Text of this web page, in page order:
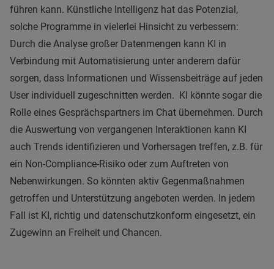
führen kann. Künstliche Intelligenz hat das Potenzial,
solche Programme in vielerlei Hinsicht zu verbessern:
Durch die Analyse großer Datenmengen kann KI in
Verbindung mit Automatisierung unter anderem dafür
sorgen, dass Informationen und Wissensbeiträge auf jeden
User individuell zugeschnitten werden. KI könnte sogar die
Rolle eines Gesprächspartners im Chat übernehmen. Durch
die Auswertung von vergangenen Interaktionen kann KI
auch Trends identifizieren und Vorhersagen treffen, z.B. für
ein Non-Compliance-Risiko oder zum Auftreten von
Nebenwirkungen. So könnten aktiv Gegenmaßnahmen
getroffen und Unterstützung angeboten werden. In jedem
Fall ist KI, richtig und datenschutzkonform eingesetzt, ein
Zugewinn an Freiheit und Chancen.